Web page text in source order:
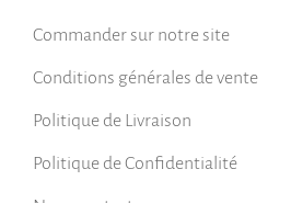
Commander sur notre site
Conditions générales de vente
Politique de Livraison
Politique de Confidentialité